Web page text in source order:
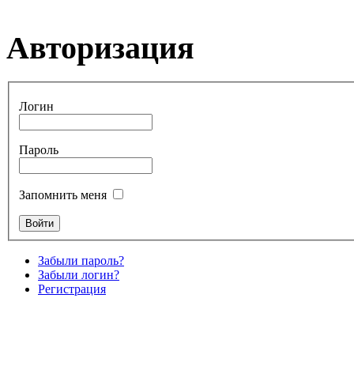
Авторизация
Логин
Пароль
Запомнить меня
Забыли пароль?
Забыли логин?
Регистрация